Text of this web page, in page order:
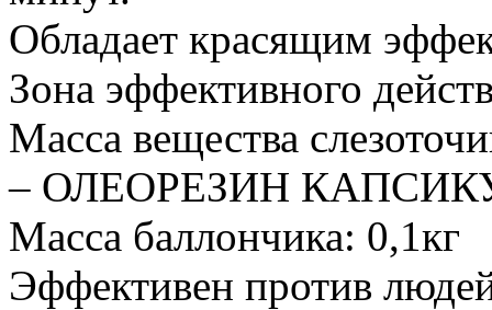
Обладает красящим
Зона эффективного
Масса вещества
– ОЛЕОРЕЗИН
Масса баллончика: 0,1кг
Эффективен против